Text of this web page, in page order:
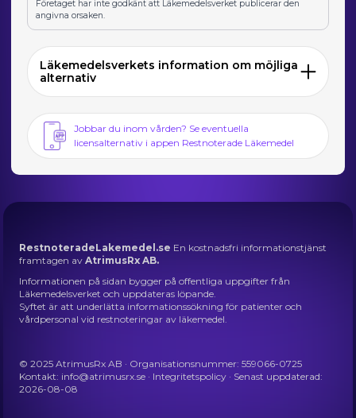
Företaget har inte godkänt att Läkemedelsverket publicerar den
angivna orsaken.
Läkemedelsverkets information om möjliga
alternativ
Jobbar du inom vården? Se eventuella
licensalternativ i appen Restnoterade Läkemedel
RestnoteradeLakemedel.se En kostnadsfri informationstjänst
framtagen avAtrimusRx AB.
Informationen på sidan bygger på offentliga uppgifter från
Läkemedelsverket och uppdateras löpande.
Syftet är att underlätta informationssökning för patienter och
vårdpersonal vid restnoteringar av läkemedel.
© 2025 AtrimusRx AB · Organisationsnummer: 559066-0725
Kontakt: info@atrimusrx.se · Integritetspolicy · Senast uppdaterad:
2026-08-08